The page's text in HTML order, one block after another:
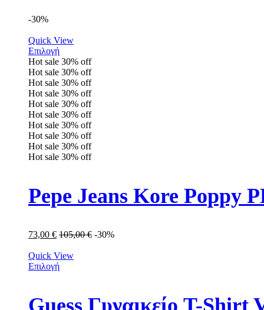
-30%
Quick View
Επιλογή
Hot sale 30% off
Hot sale 30% off
Hot sale 30% off
Hot sale 30% off
Hot sale 30% off
Hot sale 30% off
Hot sale 30% off
Hot sale 30% off
Hot sale 30% off
Hot sale 30% off
Pepe Jeans Kore Poppy
73,00 € 105,00€ -30%
Quick View
Επιλογή